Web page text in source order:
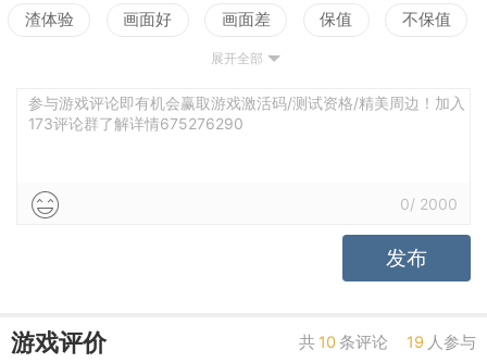
渣体验 画面好 画面差 保值 不保值
测试
展开全部
参与游戏评论即有机会赢取游戏激活码/测试资格/精美周边！加入
173评论群了解详情675276290
0/ 2000
发布
游戏评价 共 10条评论 19 人参与